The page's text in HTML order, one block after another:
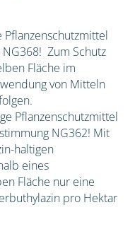
Pflanzenschutzmittel
Zum Schutz
Fläche im
von Mitteln
Pflanzenschutzmittel
NG362! Mit
haltigen
eines
Fläche nur eine
pro Hektar